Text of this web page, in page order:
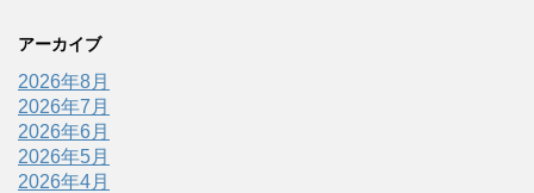
アーカイブ
2026年8月
2026年7月
2026年6月
2026年5月
2026年4月